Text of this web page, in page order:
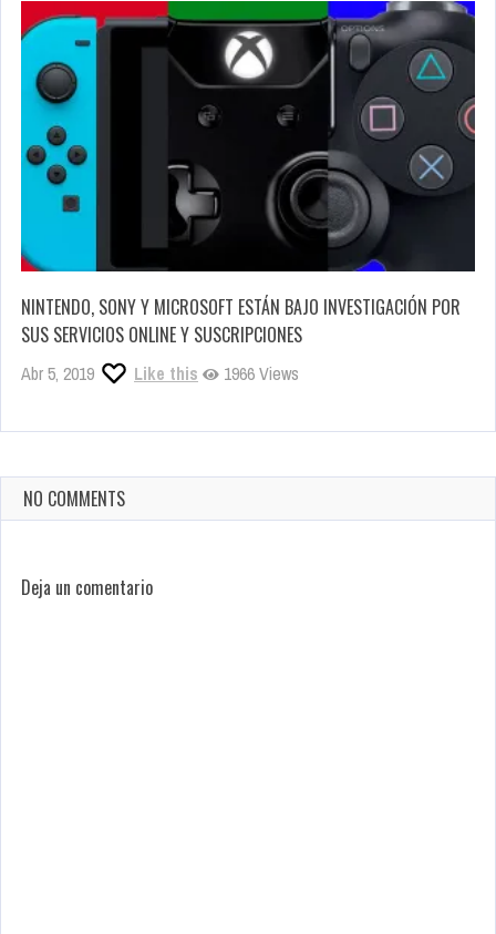
NINTENDO, SONY Y MICROSOFT ESTÁN BAJO INVESTIGACIÓN POR
SUS SERVICIOS ONLINE Y SUSCRIPCIONES
Abr 5, 2019 Like this 1966 Views
NO COMMENTS
Deja un comentario